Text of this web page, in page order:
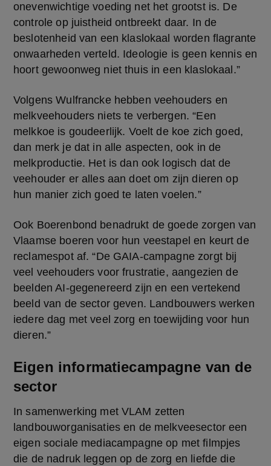
onevenwichtige voeding net het grootst is. De
controle op juistheid ontbreekt daar. In de
beslotenheid van een klaslokaal worden flagrante
onwaarheden verteld. Ideologie is geen kennis en
hoort gewoonweg niet thuis in een klaslokaal.”
Volgens Wulfrancke hebben veehouders en
melkveehouders niets te verbergen. “Een
melkkoe is goudeerlijk. Voelt de koe zich goed,
dan merk je dat in alle aspecten, ook in de
melkproductie. Het is dan ook logisch dat de
veehouder er alles aan doet om zijn dieren op
hun manier zich goed te laten voelen.”
Ook Boerenbond benadrukt de goede zorgen van
Vlaamse boeren voor hun veestapel en keurt de
reclamespot af. “De GAIA-campagne zorgt bij
veel veehouders voor frustratie, aangezien de
beelden AI-gegenereerd zijn en een vertekend
beeld van de sector geven. Landbouwers werken
iedere dag met veel zorg en toewijding voor hun
dieren.”
Eigen informatiecampagne van de
sector
In samenwerking met VLAM zetten
landbouworganisaties en de melkveesector een
eigen sociale mediacampagne op met filmpjes
die de nadruk leggen op de zorg en liefde die